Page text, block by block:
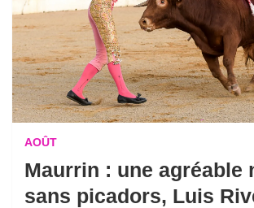
AOÛT
Maurrin : une agréable
sans picadors, Luis